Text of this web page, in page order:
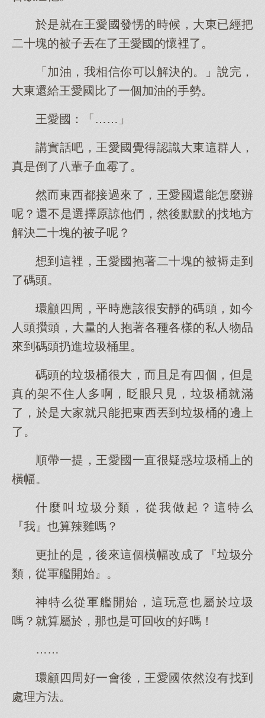
於是就在王愛國發愣的時候，大東已經把
二十塊的被子丟在了王愛國的懷裡了。
「加油，我相信你可以解決的。」說完，
大東還給王愛國比了一個加油的手勢。
王愛國：「……」
講實話吧，王愛國覺得認識大東這群人，
真是倒了八輩子血霉了。
然而東西都接過來了，王愛國還能怎麼辦
呢？還不是選擇原諒他們，然後默默的找地方
解決二十塊的被子呢？
想到這裡，王愛國抱著二十塊的被褥走到
了碼頭。
環顧四周，平時應該很安靜的碼頭，如今
人頭攢頭，大量的人抱著各種各樣的私人物品
來到碼頭扔進垃圾桶里。
碼頭的垃圾桶很大，而且足有四個，但是
真的架不住人多啊，眨眼只見，垃圾桶就滿
了，於是大家就只能把東西丟到垃圾桶的邊上
了。
順帶一提，王愛國一直很疑惑垃圾桶上的
橫幅。
什麼叫垃圾分類，從我做起？這特么
『我』也算辣雞嗎？
更扯的是，後來這個橫幅改成了『垃圾分
類，從軍艦開始』。
神特么從軍艦開始，這玩意也屬於垃圾
嗎？就算屬於，那也是可回收的好嗎！
……
環顧四周好一會後，王愛國依然沒有找到
處理方法。